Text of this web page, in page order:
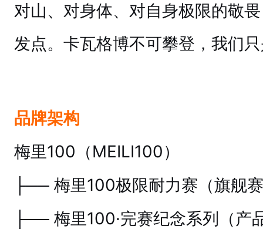
对山、对身体、对自身极限的敬
发点。卡瓦格博不可攀登，我们
品牌架构
梅里100（MEILI100）
├── 梅里100极限耐力赛（旗舰
├── 梅里100·完赛纪念系列（产